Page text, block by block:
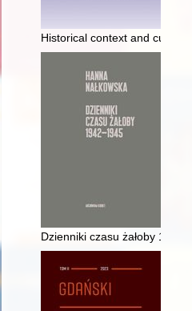
Historical context and
Dzienniki czasu żałoby 1942-